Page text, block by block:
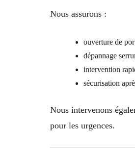
Nous assurons :
ouverture de
dépannage
intervention
sécurisation
Nous intervenons
pour les urgences.